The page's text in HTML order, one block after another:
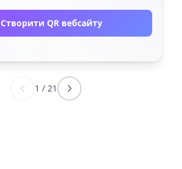
Створити QR вебсайту
1 / 21